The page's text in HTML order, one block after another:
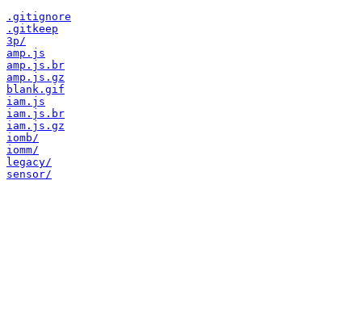
.gitignore
.gitkeep
3p/
amp.js
amp.js.br
amp.js.gz
blank.gif
iam.js
iam.js.br
iam.js.gz
iomb/
iomm/
legacy/
sensor/